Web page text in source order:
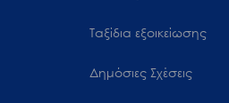
Ταξίδια εξοικείωσης
Δημόσιες Σχέσεις